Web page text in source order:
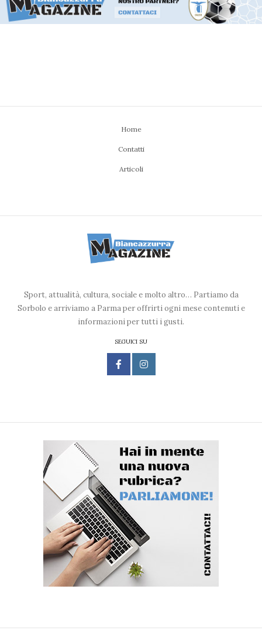
Home
Contatti
Articoli
Sport, attualità, cultura, sociale e molto altro… Partiamo da
Sorbolo e arriviamo a Parma per offrirti ogni mese contenuti e
informazioni per tutti i gusti.
SEGUICI SU